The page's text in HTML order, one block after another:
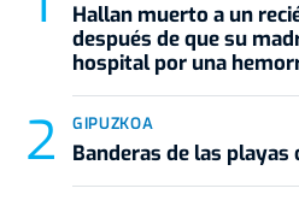
Hallan muerto a un
después de que su
hospital por una
GIPUZKOA
Banderas de las playas